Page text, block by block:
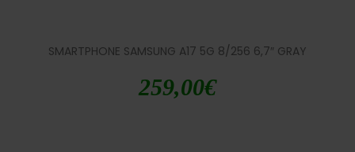
SMARTPHONE SAMSUNG A17 5G 8/256 6,7″ GRAY
259,00€